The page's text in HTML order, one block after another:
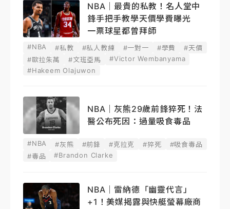
NBA｜最貴的私教！名人堂中
鋒手把手教學天價學費曝光
一票球星都曾拜師
#NBA #私教 #私人教練 #一對一 #學費
#天價
#歐拉朱萬
#文班亞馬
#Victor Wembanyama
#Hakeem Olajuwon
NBA｜灰熊29歲前鋒猝死！法
醫公布死因：過量吸食毒品
#NBA #灰熊 #前鋒 #克拉克 #猝死
#吸食毒品
#毒品
#Brandon Clarke
NBA｜雷納德「幽靈代言」
+1！美媒揭露與快艇螢幕廠商